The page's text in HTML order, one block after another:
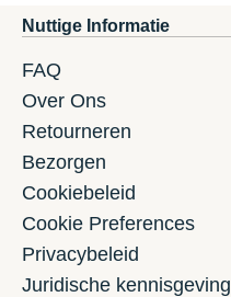
Nuttige Informatie
FAQ
Over Ons
Retourneren
Bezorgen
Cookiebeleid
Cookie Preferences
Privacybeleid
Juridische kennisgeving